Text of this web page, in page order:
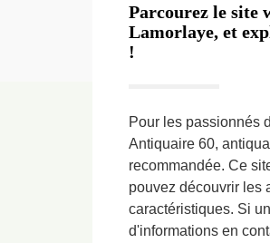
Parcourez le site
Lamorlaye, et
!
Pour les passionnés
Antiquaire 60,
recommandée. Ce
pouvez découvrir les
caractéristiques. Si
d'informations en